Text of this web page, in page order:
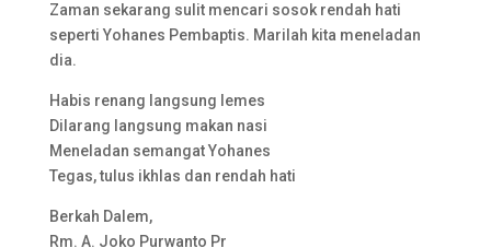
Zaman sekarang sulit mencari sosok rendah hati
seperti Yohanes Pembaptis. Marilah kita meneladan
dia.
Habis renang langsung lemes
Dilarang langsung makan nasi
Meneladan semangat Yohanes
Tegas, tulus ikhlas dan rendah hati
Berkah Dalem,
Rm. A. Joko Purwanto Pr